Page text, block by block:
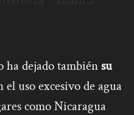
ha dejado tambiénsu
el uso excesivo de agua
como Nicaragua